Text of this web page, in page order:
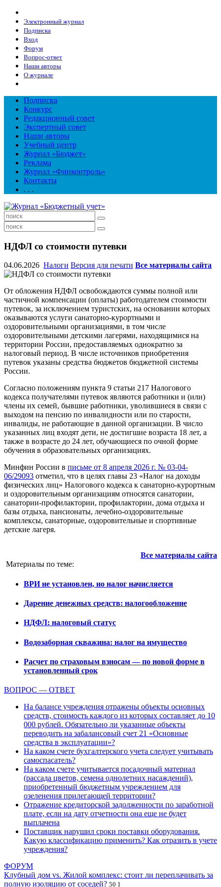
Электронный журнал
Подписка
Вход
Форум
Вопрос-ответ
Наши авторы
О журнале
Подписка
Конкурс
Редакционный совет
Экспертный совет
Наши авторы
Учебный центр
Журнал «Бюджет»
Реклама
Журнал «Финконтроль»
Контакты
. . .
НДФЛ со стоимости путевки
04.06.2026 Налоги Версия для печати Все материалы сайта
От обложения НДФЛ освобождаются суммы полной или
частичной компенсации (оплаты) работодателем стоимости
путевок, за исключением туристских, на основании которых
оказываются услуги санаторно-курортными и
оздоровительными организациями, в том числе
оздоровительными детскими лагерями, находящимися на
территории России, предоставляемых однократно за
налоговый период. В числе источников приобретения
путевок указаны средства бюджетов бюджетной системы
России.
Согласно положениям пункта 9 статьи 217 Налогового
кодекса получателями путевок являются работники и (или)
члены их семей, бывшие работники, уволившиеся в связи с
выходом на пенсию по инвалидности или по старости,
инвалиды, не работающие в данной организации. В число
указанных лиц входят дети, не достигшие возраста 18 лет, а
также в возрасте до 24 лет, обучающиеся по очной форме
обучения в образовательных организациях.
Минфин России в письме от 8 апреля 2026 г. № 03-04-
06/29093 отметил, что в целях главы 23 «Налог на доходы
физических лиц» Налогового кодекса к санаторно-курортным
и оздоровительным организациям относятся санатории,
санатории-профилактории, профилактории, дома отдыха и
базы отдыха, пансионаты, лечебно-оздоровительные
комплексы, санаторные, оздоровительные и спортивные
детские лагеря.
Все материалы сайта
Материалы по теме:
ВРИ не установлен, но налог начисляется
Дарение денежных средств: налогообложение
НДФЛ: налоговый статус
Водозаборная скважина: налог на имущество
Расчет по страховым взносам — по новой форме в
установленный срок
ВОПРОС — ОТВЕТ
На балансе учреждения отражены объекты основных
средств, стоимость каждого из которых составляет до 10
000 рублей. Обязательно ли указанные объекты
переводить на забалансовый счет 21 «Основные
средства в эксплуатации»?
На каком счете бухгалтерского учета следует учитывать
самоспасатель?
На каком счете учитывается посадочный материал
(рассада цветов, семена однолетних насаждений),
приобретенный бюджетным учреждением для
озеленения прилегающей территории?
Отражение кредиторской задолженности по заработной
плате, если на дату отчетности она еще не будет
выплачена
Поставщик нарушил сроки поставки оборудования.
Какую классификацию применить? Как отразить в учете
учреждения?
ФОРУМ
Клубный дом vs. Жилой комплекс: стоит ли переплачивать за
полную изоляцию от соседей? 50 1